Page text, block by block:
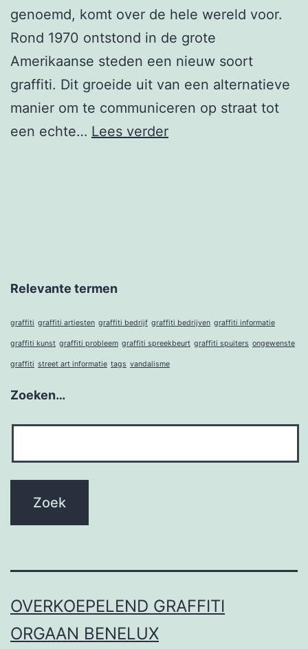
genoemd, komt over de hele wereld voor.
Rond 1970 ontstond in de grote
Amerikaanse steden een nieuw soort
graffiti. Dit groeide uit van een alternatieve
manier om te communiceren op straat tot
een echte… Lees verderWat
Relevante termen
graffiti graffiti artiesten graffiti bedrijf graffiti bedrijven graffiti informatie
graffiti kunst graffiti probleem graffiti spreekbeurt graffiti spuiters ongewenste
graffiti street art informatie tags vandalisme
Zoeken…
OVERKOEPELEND GRAFFITI
ORGAAN BENELUX